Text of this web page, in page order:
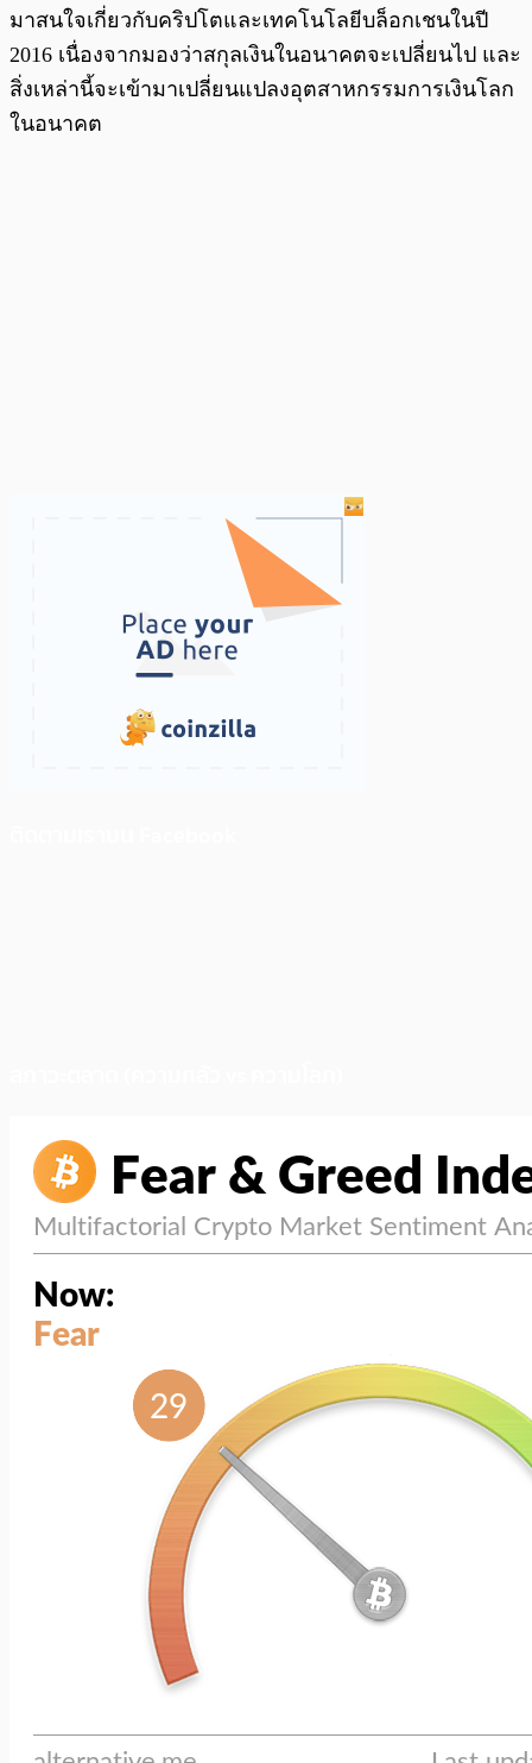
มาสนใจเกี่ยวกับคริปโตและเทคโนโลยีบล็อกเชนในปี
2016 เนื่องจากมองว่าสกุลเงินในอนาคตจะเปลี่ยนไป และ
สิ่งเหล่านี้จะเข้ามาเปลี่ยนแปลงอุตสาหกรรมการเงินโลก
ในอนาคต